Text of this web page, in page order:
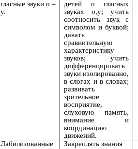
гласные звуки о –
у.
детей о гласных
звуках о,у; учить
соотносить звук с
символом и буквой;
давать
сравнительную
характеристику
звуков; учить
дифференцировать
звуки изолированно,
в слогах и в словах;
развивать
зрительное
восприятие,
слуховую память,
внимание и
координацию
движений.
Лабилизованные
Закреплять знания